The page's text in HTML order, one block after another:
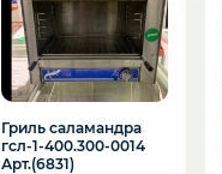
Гриль саламандра
гсл-1-400.300-0014
Арт.(6831)